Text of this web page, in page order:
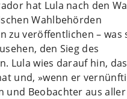
hat Lula nach den
Wahlbehörden
zu veröffentlichen – was
den Sieg des
Lula wies darauf hin,
und, »wenn er
und Beobachter aus